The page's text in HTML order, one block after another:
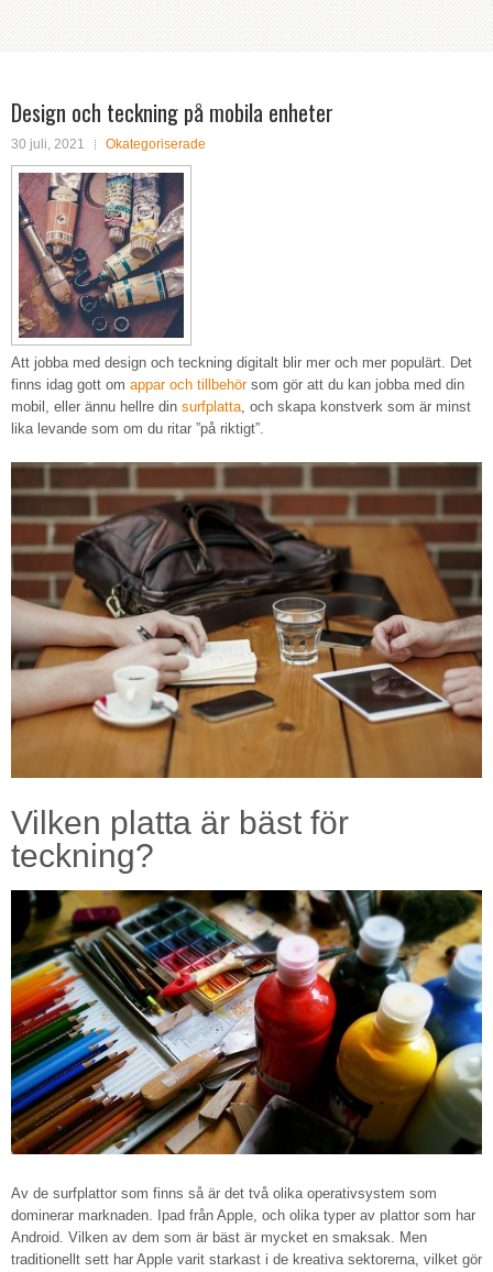
Design och teckning på mobila enheter
30 juli, 2021 Okategoriserade
Att jobba med design och teckning digitalt blir mer och mer populärt. Det
finns idag gott om appar och tillbehörsom gör att du kan jobba med din
mobil, eller ännu hellre din surfplatta, och skapa konstverk som är minst
lika levande som om du ritar ”på riktigt”.
Vilken platta är bäst för
teckning?
Av de surfplattor som finns så är det två olika operativsystem som
dominerar marknaden. Ipad från Apple, och olika typer av plattor som har
Android. Vilken av dem som är bäst är mycket en smaksak. Men
traditionellt sett har Apple varit starkast i de kreativa sektorerna, vilket gör